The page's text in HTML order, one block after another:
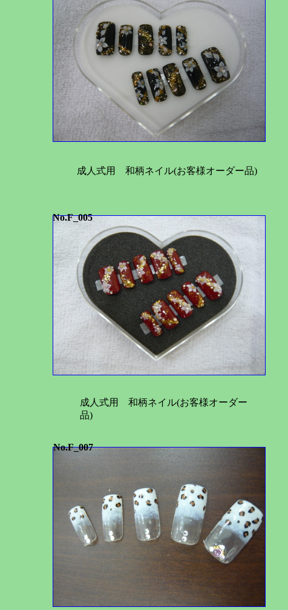
No.F_007
成人式用 和柄ネイル(お客様オーダー品)
No.F_005
成人式用 和柄ネイル(お客様オーダー
品)